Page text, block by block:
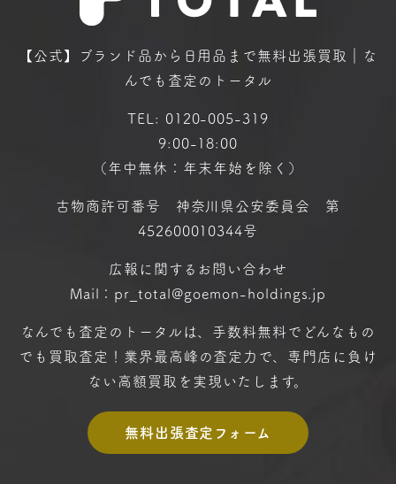
【公式】ブランド品から日用品まで無料出張買取｜な
んでも査定のトータル
TEL: 0120-005-319
9:00-18:00
（年中無休：年末年始を除く）
古物商許可番号 神奈川県公安委員会 第
452600010344号
広報に関するお問い合わせ
Mail：pr_total@goemon-holdings.jp
なんでも査定のトータルは、手数料無料で どんなもの
でも買取査定！ 業界最高峰の査定力で、専門店に 負け
ない高額買取を実現いたします。
無料出張査定フォーム